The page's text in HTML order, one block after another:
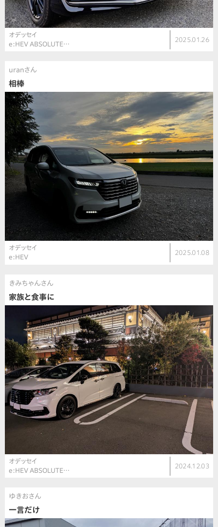
オデッセイ
e:HEV ABSOLUTE…
2025.01.26
uranさん
相棒
オデッセイ
e:HEV
2025.01.08
きみちゃんさん
家族と食事に
オデッセイ
e:HEV ABSOLUTE…
2024.12.03
ゆきおさん
一言だけ